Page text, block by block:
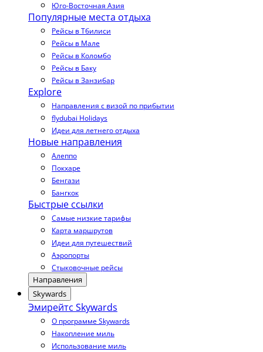
Юго-Восточная Азия
Популярные места отдыха
Рейсы в Тбилиси
Рейсы в Мале
Рейсы в Коломбо
Рейсы в Баку
Рейсы в Занзибар
Explore
Направления с визой по прибытии
flydubai Holidays
Идеи для летнего отдыха
Новые направления
Алеппо
Покхаре
Бенгази
Бангкок
Быстрые ссылки
Самые низкие тарифы
Карта маршрутов
Идеи для путешествий
Аэропорты
Стыковочные рейсы
Направления
Skywards
Эмирейтс Skywards
О программе Skywards
Накопление миль
Использование миль